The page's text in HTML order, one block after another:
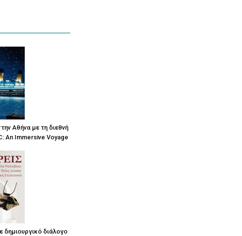
Αθήνα με τη διεθνή
An Immersive Voyage
δημιουργικό διάλογο